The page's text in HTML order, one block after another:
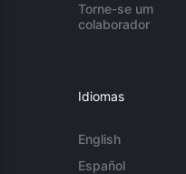
Torne-se um
colaborador
Idiomas
English
Español